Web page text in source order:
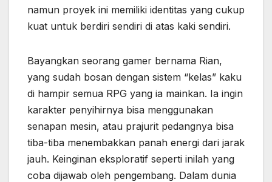
namun proyek ini memiliki identitas yang cukup
kuat untuk berdiri sendiri di atas kaki sendiri.
Bayangkan seorang gamer bernama Rian,
yang sudah bosan dengan sistem “kelas” kaku
di hampir semua RPG yang ia mainkan. Ia ingin
karakter penyihirnya bisa menggunakan
senapan mesin, atau prajurit pedangnya bisa
tiba-tiba menembakkan panah energi dari jarak
jauh. Keinginan eksploratif seperti inilah yang
coba dijawab oleh pengembang. Dalam dunia